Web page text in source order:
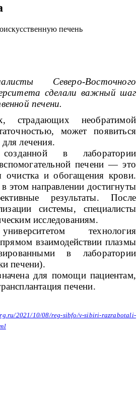
печень
Северо-Восточного
сделали важный шаг
печени.
страдающих необратимой
может появиться
лечения.
в лаборатории
печени — это
очистка и обогащения крови.
этом направлении достигнуты
результаты. После
системы, специалисты
исследованиям.
технология
взаимодействии плазмы
в лаборатории
печени).
для помощи пациентам,
печени.
2021/10/08/reg-sibfo/v-sibiri-razrabotali-